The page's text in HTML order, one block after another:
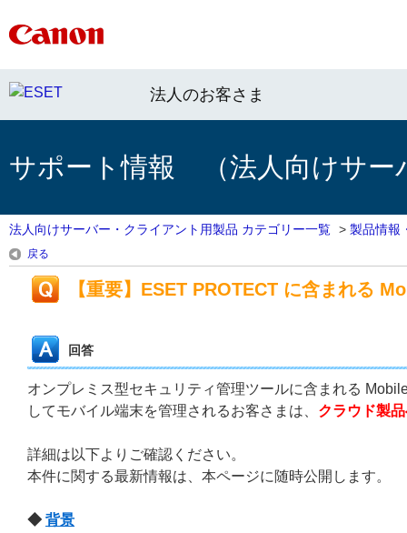
法人のお客さま
サポート情報 （法人向けサー
法人向けサーバー・クライアント用製品 カテゴリー一覧 > 製品情報
戻る
【重要】ESET PROTECT に含まれる
回答
オンプレミス型セキュリティ管理ツールに含まれる
してモバイル端末を管理されるお客さまは、 クラウド製
詳細は以下よりご確認ください。
本件に関する最新情報は、本ページに随時公開します。
◆ 背景